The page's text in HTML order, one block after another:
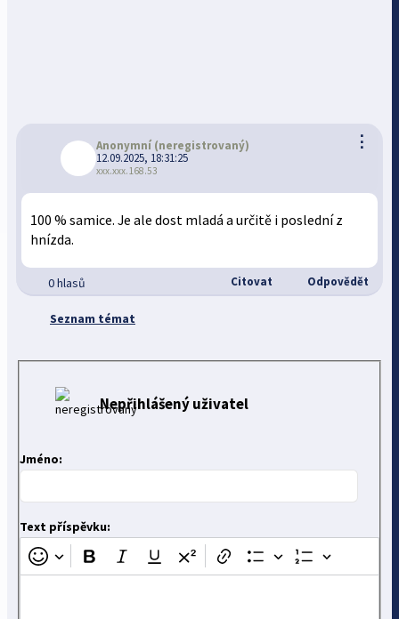
⋮
Anonymní (neregistrovaný)
12.09.2025, 18:31:25
xxx.xxx.168.53
100 % samice. Je ale dost mladá a určitě i poslední z
hnízda.
0 hlasů Citovat Odpovědět
Seznam témat
Nepřihlášený uživatel
Jméno:
Text příspěvku: